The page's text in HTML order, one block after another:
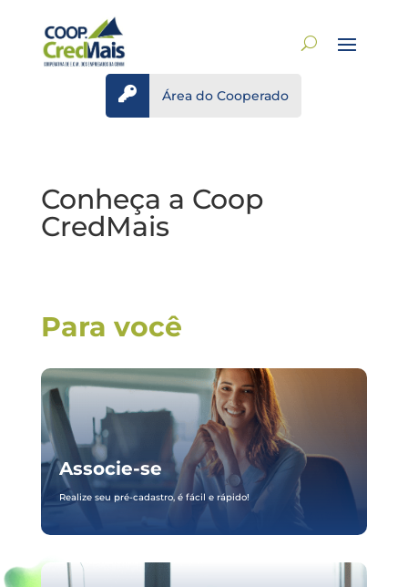
 Área do Cooperado
Conheça a Coop
CredMais
Para você
Associe-se
Realize seu pré-cadastro, é fácil e rápido!